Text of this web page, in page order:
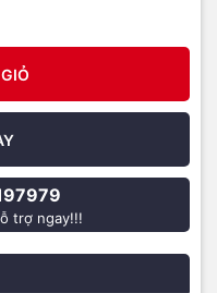
trợ ngay!!!
camera tân tiến, 4 micrô
chi tiết cao ngay cả trong
thích ứng. Công nghệ AI
ứng dụng Camera, loại